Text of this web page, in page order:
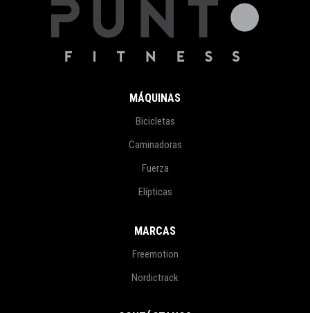
MÁQUINAS
Bicicletas
Caminadoras
Fuerza
Elípticas
MARCAS
Freemotion
Nordictrack